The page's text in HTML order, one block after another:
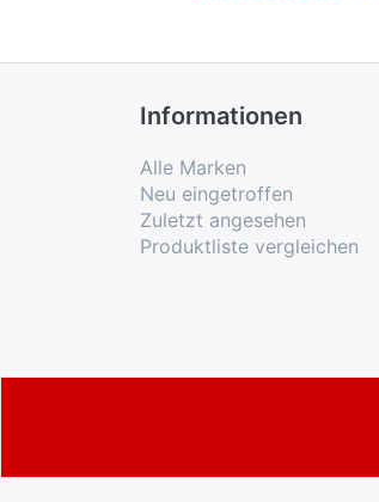
Informationen
Alle Marken
Neu eingetroffen
Zuletzt angesehen
Produktliste vergleichen